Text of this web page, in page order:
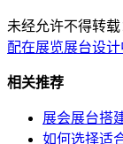
未经允许不得转载
配在展览展台设计
相关推荐
展会展台搭
如何选择适